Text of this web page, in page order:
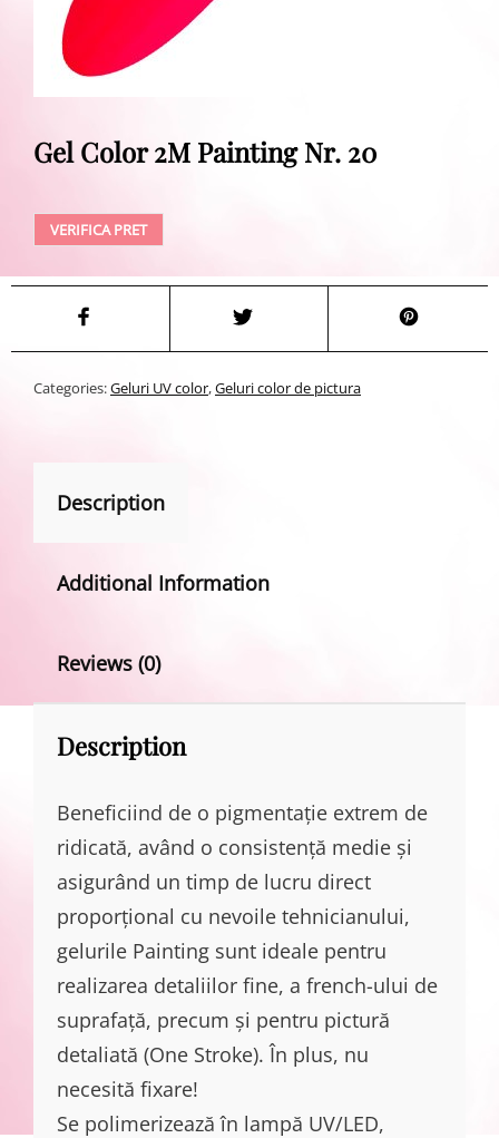
Gel Color 2M Painting Nr. 20
VERIFICA PRET
Categories:Geluri UV color,Geluri color de pictura
Description
Additional Information
Reviews (0)
Description
Beneficiind de o pigmentație extrem de
ridicată, având o consistență medie și
asigurând un timp de lucru direct
proporțional cu nevoile tehnicianului,
gelurile Painting sunt ideale pentru
realizarea detaliilor fine, a french-ului de
suprafață, precum și pentru pictură
detaliată (One Stroke). În plus, nu
necesită fixare!
Se polimerizează în lampă UV/LED,